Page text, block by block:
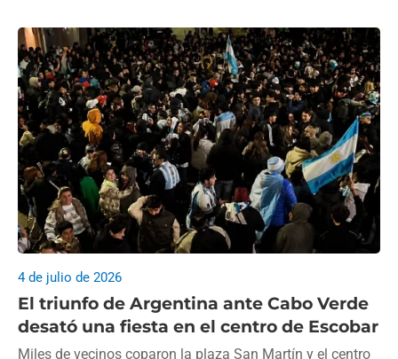
El triunfo de Argentina ante Cabo Verde
desató una fiesta en el centro de Escobar
4 de julio de 2026
Miles de vecinos coparon la plaza San Martín y el centro